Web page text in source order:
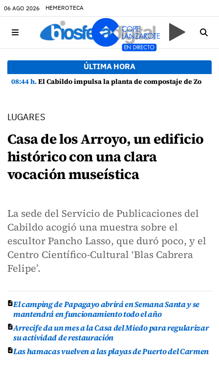
06 AGO 2026 HEMEROTECA
ÚLTIMA HORA
08:44 h.El Cabildo impulsa la planta de compostaje de Zonzamas para tratar 4.375 toneladas de biorresiduos
LUGARES
Casa de los Arroyo, un edificio
histórico con una clara
vocación museística
La sede del Servicio de Publicaciones del
Cabildo acogió una muestra sobre el
escultor Pancho Lasso, que duró poco, y el
Centro Científico-Cultural ‘Blas Cabrera
Felipe’.
El camping de Papagayo abrirá en Semana Santa y se
mantendrá en funcionamiento todo el año
Arrecife da un mes a la Casa del Miedo para regularizar
su actividad de restauración
Las hamacas vuelven a las playas de Puerto del Carmen